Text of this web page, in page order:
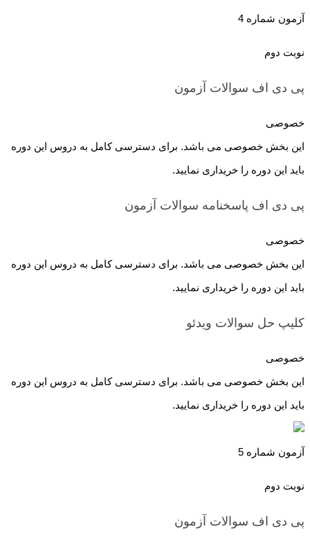
آزمون شماره 4
نوبت دوم
پی دی اف سوالات آزمون
خصوصی
این بخش خصوصی می باشد. برای دسترسی کامل به دروس این دوره
باید این دوره را خریداری نمایید.
پی دی اف پاسخنامه سوالات آزمون
خصوصی
این بخش خصوصی می باشد. برای دسترسی کامل به دروس این دوره
باید این دوره را خریداری نمایید.
کلیپ حل سوالات ویدئو
خصوصی
این بخش خصوصی می باشد. برای دسترسی کامل به دروس این دوره
باید این دوره را خریداری نمایید.
آزمون شماره 5
نوبت دوم
پی دی اف سوالات آزمون